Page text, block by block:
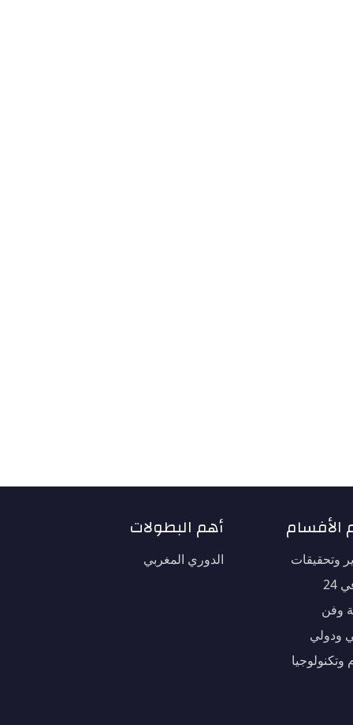
الأفسام
وتحقيقات
وفن
ودولي
وتكنولوجيا
أهم البطولات
الدوري المغربي